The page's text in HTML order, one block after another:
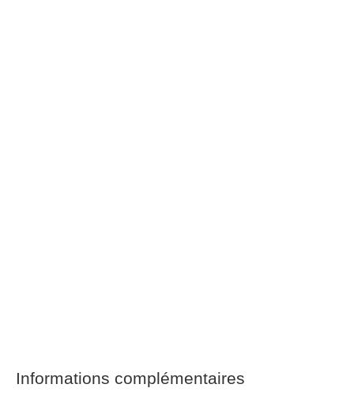
Informations complémentaires